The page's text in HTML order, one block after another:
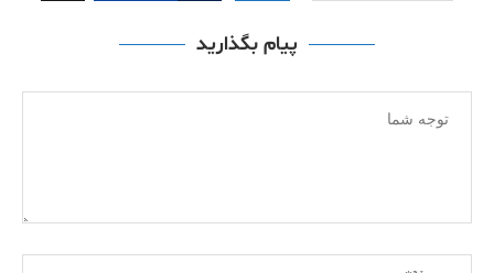
پیام بگذارید